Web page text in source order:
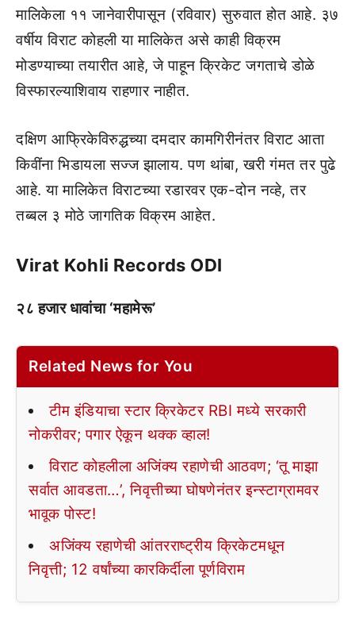
मालिकेला ११ जानेवारीपासून (रविवार) सुरुवात होत आहे. ३७
वर्षीय विराट कोहली या मालिकेत असे काही विक्रम
मोडण्याच्या तयारीत आहे, जे पाहून क्रिकेट जगताचे डोळे
विस्फारल्याशिवाय राहणार नाहीत.
दक्षिण आफ्रिकेविरुद्धच्या दमदार कामगिरीनंतर विराट आता
किवींना भिडायला सज्ज झालाय. पण थांबा, खरी गंमत तर पुढे
आहे. या मालिकेत विराटच्या रडारवर एक-दोन नव्हे, तर
तब्बल ३ मोठे जागतिक विक्रम आहेत.
Virat Kohli Records ODI
२८ हजार धावांचा ‘महामेरू’
Related News for You
टीम इंडियाचा स्टार क्रिकेटर RBI मध्ये सरकारी
नोकरीवर; पगार ऐकून थक्क व्हाल!
विराट कोहलीला अजिंक्य रहाणेची आठवण; ‘तू माझा
सर्वात आवडता…’, निवृत्तीच्या घोषणेनंतर इन्स्टाग्रामवर
भावूक पोस्ट!
अजिंक्य रहाणेची आंतरराष्ट्रीय क्रिकेटमधून
निवृत्ती; 12 वर्षांच्या कारकिर्दीला पूर्णविराम